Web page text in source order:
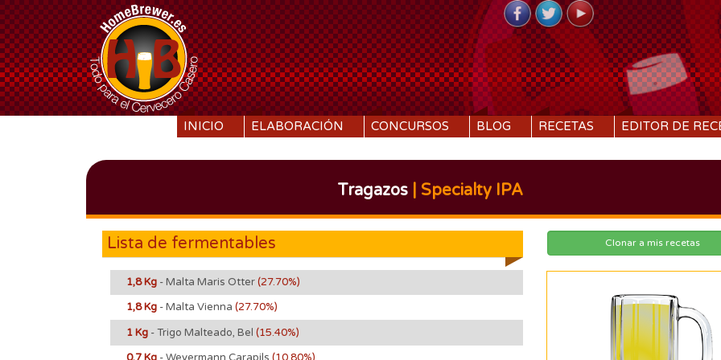
SKIP TO CONTENT
INICIO ELABORACIÓN CONCURSOS BLOG RECETAS EDITOR DE
Tragazos | Specialty IPA
Lista de fermentables
1,8 Kg - Malta Maris Otter(27.70%)
1,8 Kg - Malta Vienna (27.70%)
1 Kg - Trigo Malteado, Bel (15.40%)
0,7 Kg - Weyermann Carapils (10.80%)
Clonar a mis recetas